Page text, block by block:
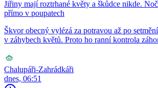
Jiřiny mají roztrhané květy a škůdce nikde.
přímo v poupatech
Škvor obecný vylézá za potravou až po
v záhybech květů. Proto ho ranní kontrola
Chalupáři-Zahrádkáři
dnes, 06:51